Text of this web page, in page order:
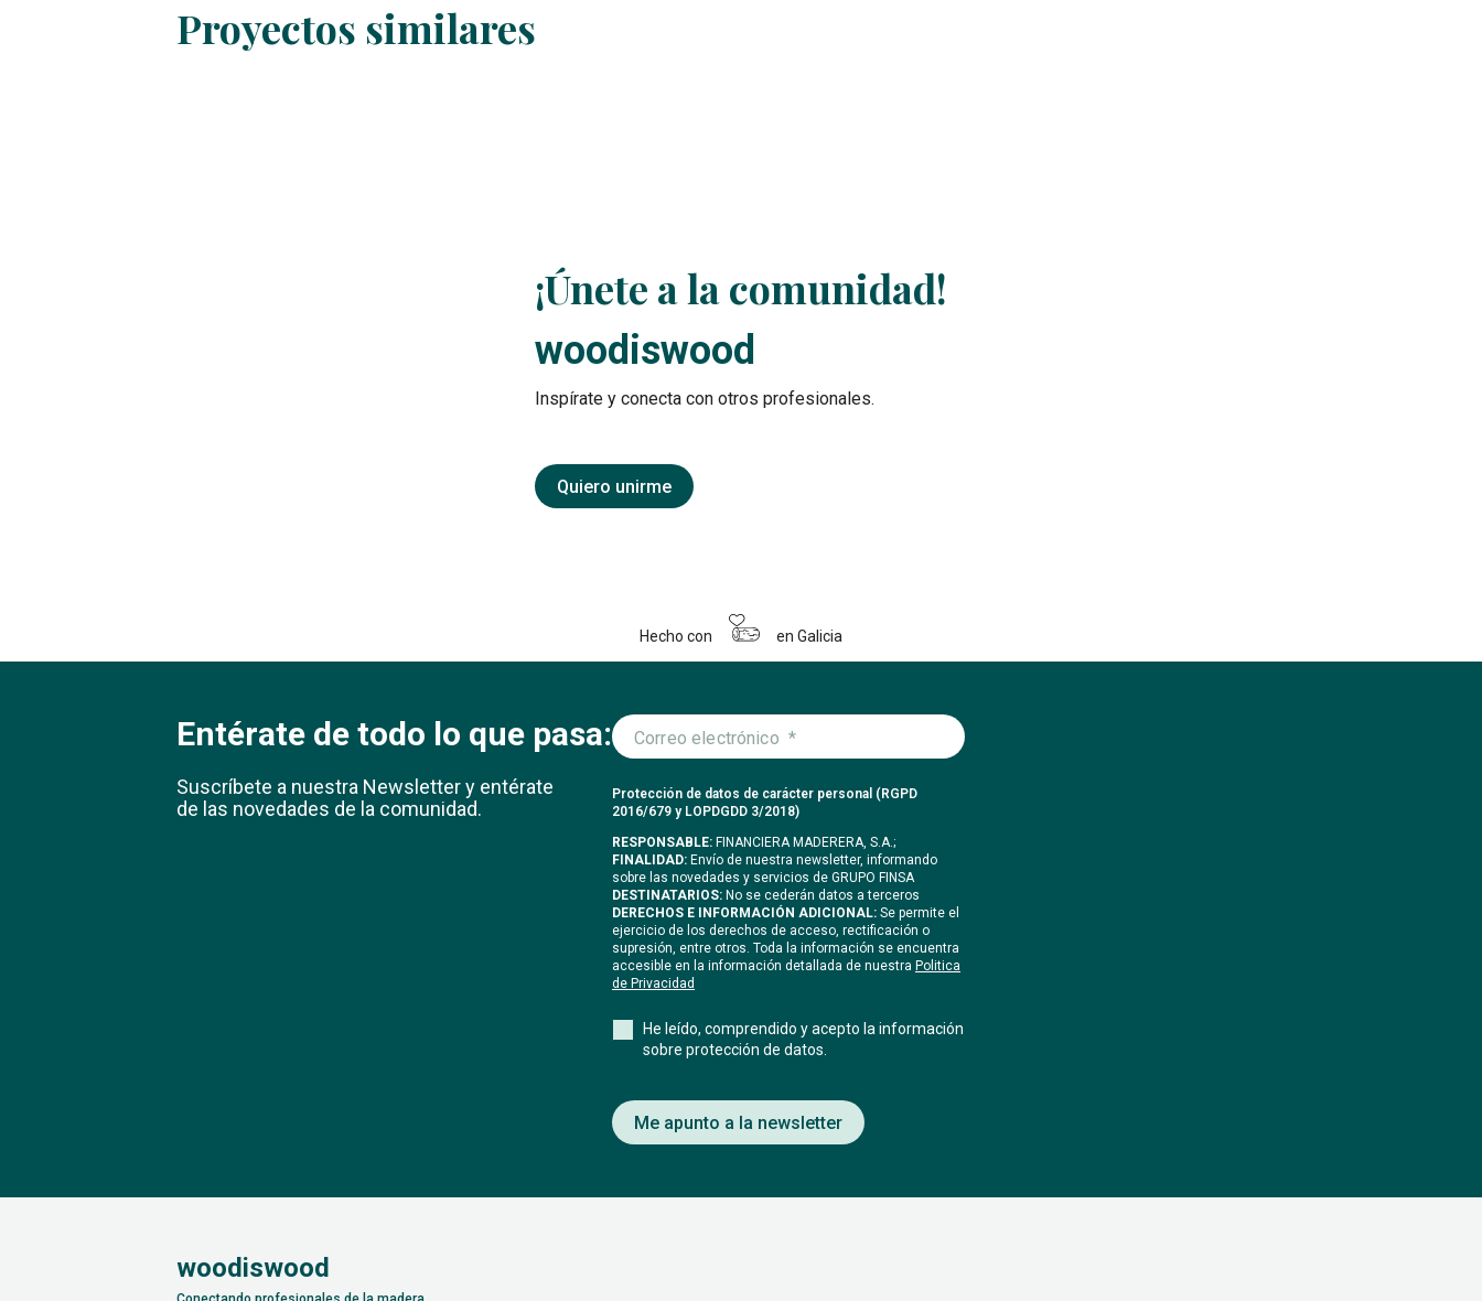
Proyectos similares
¡Únete a la comunidad!
woodiswood
Inspírate y conecta con otros profesionales.
Quiero unirme
Hecho con en Galicia
Entérate de todo lo que pasa:
Suscríbete a nuestra Newsletter y entérate
de las novedades de la comunidad.
Protección de datos de carácter personal (RGPD
2016/679 y LOPDGDD 3/2018)
RESPONSABLE: FINANCIERA MADERERA, S.A.;
FINALIDAD: Envío de nuestra newsletter, informando
sobre las novedades y servicios de GRUPO FINSA
DESTINATARIOS: No se cederán datos a terceros
DERECHOS E INFORMACIÓN ADICIONAL: Se permite el
ejercicio de los derechos de acceso, rectificación o
supresión, entre otros. Toda la información se encuentra
accesible en la información detallada de nuestra Politica
de Privacidad
He leído, comprendido y acepto la información
sobre protección de datos.
Me apunto a la newsletter
woodiswood